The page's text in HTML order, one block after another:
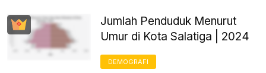
Jumlah Penduduk Menurut
Umur di Kota Salatiga | 2024
DEMOGRAFI